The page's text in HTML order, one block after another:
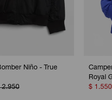
Niño - True
2.950
Royal
$ 1.550